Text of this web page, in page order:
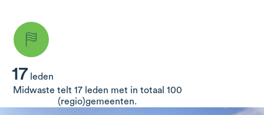
17 leden
Midwaste telt 17 leden met in totaal 100
(regio)gemeenten.